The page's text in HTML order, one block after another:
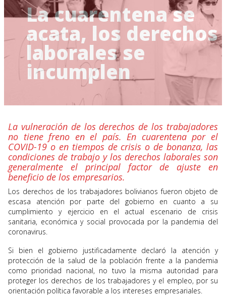
La cuarentena se
acata, los derechos
laborales se
incumplen
La vulneración de los derechos de los trabajadores
no tiene freno en el país. En cuarentena por el
COVID-19 o en tiempos de crisis o de bonanza, las
condiciones de trabajo y los derechos laborales son
generalmente el principal factor de ajuste en
beneficio de los empresarios.
Los derechos de los trabajadores bolivianos fueron objeto de
escasa atención por parte del gobierno en cuanto a su
cumplimiento y ejercicio en el actual escenario de crisis
sanitaria, económica y social provocada por la pandemia del
coronavirus.
Si bien el gobierno justificadamente declaró la atención y
protección de la salud de la población frente a la pandemia
como prioridad nacional, no tuvo la misma autoridad para
proteger los derechos de los trabajadores y el empleo, por su
orientación política favorable a los intereses empresariales.